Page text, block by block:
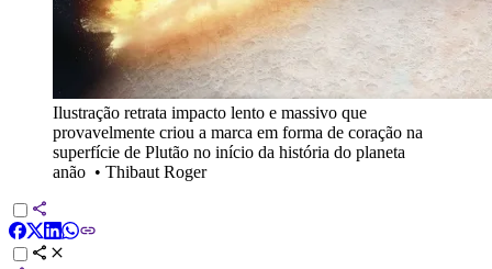
Ilustração retrata impacto lento e massivo que
provavelmente criou a marca em forma de coração na
superfície de Plutão no início da história do planeta
anão • Thibaut Roger